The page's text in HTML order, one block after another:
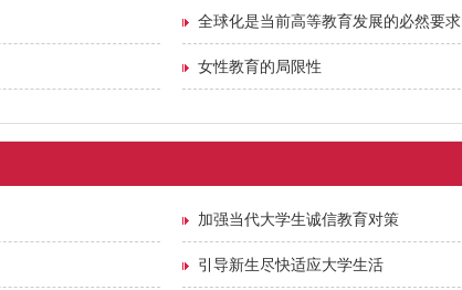
全球化是当前高等教育发展的必然要求
女性教育的局限性
加强当代大学生诚信教育对策
引导新生尽快适应大学生活